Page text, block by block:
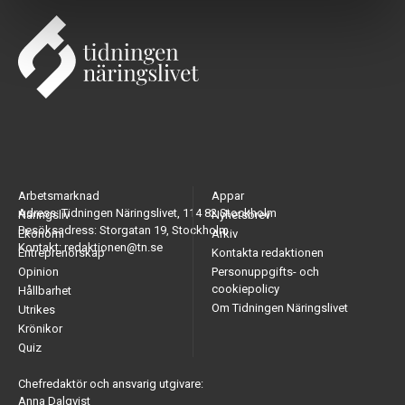
Adress: Tidningen Näringslivet, 114 82 Stockholm
Besöksadress: Storgatan 19, Stockholm
Kontakt: redaktionen@tn.se
Arbetsmarknad
Näringsliv
Ekonomi
Entreprenörskap
Opinion
Hållbarhet
Utrikes
Krönikor
Quiz
Appar
Nyhetsbrev
Arkiv
Kontakta redaktionen
Personuppgifts- och
cookiepolicy
Om Tidningen Näringslivet
Chefredaktör och ansvarig utgivare:
Anna Dalqvist